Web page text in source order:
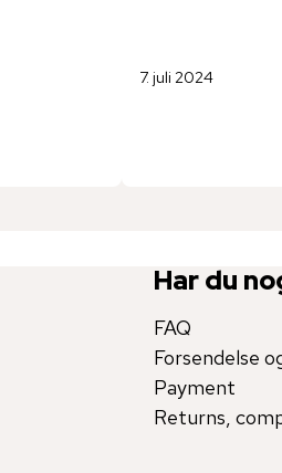
7. juli 2024
Har du
FAQ
Forsendelse
Payment
Returns,